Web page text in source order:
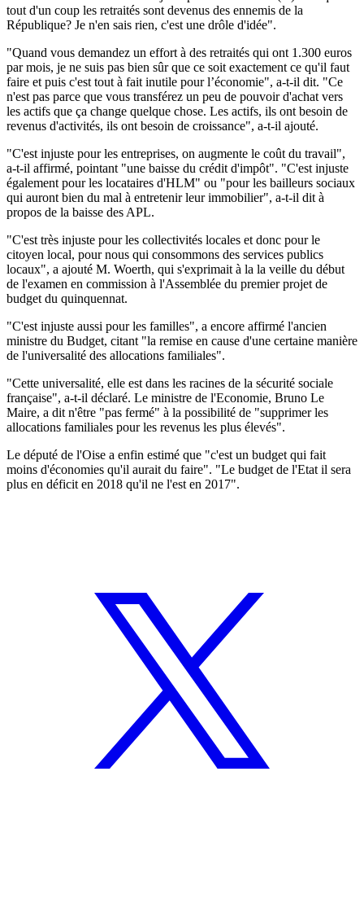
tout d'un coup les retraités sont devenus des ennemis de la
République? Je n'en sais rien, c'est une drôle d'idée".
"Quand vous demandez un effort à des retraités qui ont 1.300 euros
par mois, je ne suis pas bien sûr que ce soit exactement ce qu'il faut
faire et puis c'est tout à fait inutile pour l’économie", a-t-il dit. "Ce
n'est pas parce que vous transférez un peu de pouvoir d'achat vers
les actifs que ça change quelque chose. Les actifs, ils ont besoin de
revenus d'activités, ils ont besoin de croissance", a-t-il ajouté.
"C'est injuste pour les entreprises, on augmente le coût du travail",
a-t-il affirmé, pointant "une baisse du crédit d'impôt". "C'est injuste
également pour les locataires d'HLM" ou "pour les bailleurs sociaux
qui auront bien du mal à entretenir leur immobilier", a-t-il dit à
propos de la baisse des APL.
"C'est très injuste pour les collectivités locales et donc pour le
citoyen local, pour nous qui consommons des services publics
locaux", a ajouté M. Woerth, qui s'exprimait à la la veille du début
de l'examen en commission à l'Assemblée du premier projet de
budget du quinquennat.
"C'est injuste aussi pour les familles", a encore affirmé l'ancien
ministre du Budget, citant "la remise en cause d'une certaine manière
de l'universalité des allocations familiales".
"Cette universalité, elle est dans les racines de la sécurité sociale
française", a-t-il déclaré. Le ministre de l'Economie, Bruno Le
Maire, a dit n'être "pas fermé" à la possibilité de "supprimer les
allocations familiales pour les revenus les plus élevés".
Le député de l'Oise a enfin estimé que "c'est un budget qui fait
moins d'économies qu'il aurait du faire". "Le budget de l'Etat il sera
plus en déficit en 2018 qu'il ne l'est en 2017".